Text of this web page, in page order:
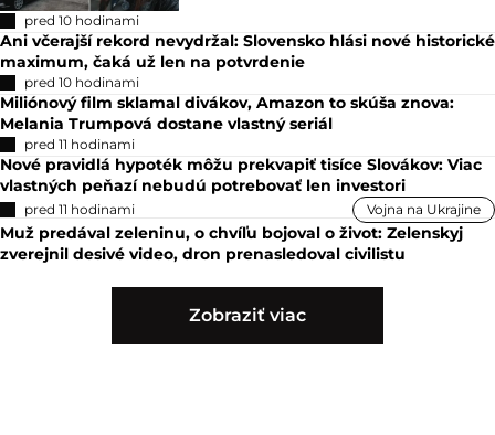
pred 10 hodinami
Ani včerajší rekord nevydržal: Slovensko hlási nové historické
maximum, čaká už len na potvrdenie
pred 10 hodinami
Miliónový film sklamal divákov, Amazon to skúša znova:
Melania Trumpová dostane vlastný seriál
pred 11 hodinami
Nové pravidlá hypoték môžu prekvapiť tisíce Slovákov: Viac
vlastných peňazí nebudú potrebovať len investori
pred 11 hodinami Vojna na Ukrajine
Muž predával zeleninu, o chvíľu bojoval o život: Zelenskyj
zverejnil desivé video, dron prenasledoval civilistu
Zobraziť viac